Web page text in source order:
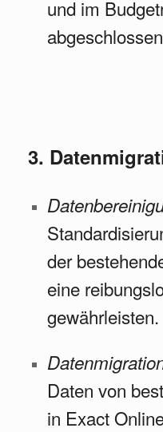
und im
3.
der
eine
gewährleisten.
Daten von
in Exact